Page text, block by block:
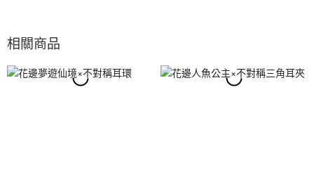
相關商品